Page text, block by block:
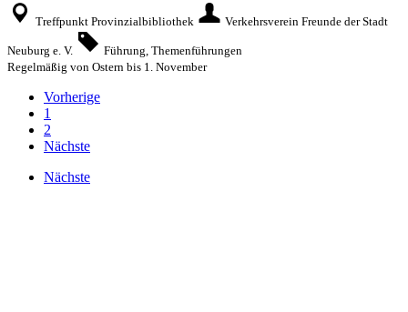
Treffpunkt Provinzialbibliothek Verkehrsverein Freunde der Stadt
Neuburg e. V.
Führung, Themenführungen
Regelmäßig von Ostern bis 1. November
Vorherige
1
2
Nächste
Nächste